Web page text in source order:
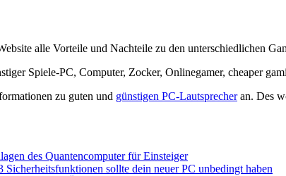
alle Vorteile und Nachteile zu den unterschiedlichen
Spiele-PC, Computer, Zocker, Onlinegamer, cheaper
zu guten und günstigen PC-Lautsprecheran. Des
des Quantencomputer für Einsteiger
Sicherheitsfunktionen sollte dein neuer PC unbedingt haben